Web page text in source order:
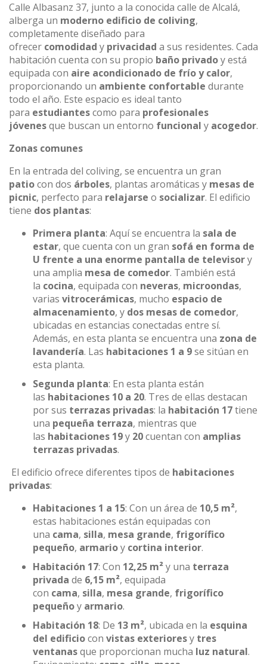
Calle Albasanz 37, junto a la conocida calle de Alcalá,
alberga un moderno edificio de coliving,
completamente diseñado para
ofrecer comodidad y privacidad a sus residentes. Cada
habitación cuenta con su propio baño privadoy está
equipada con aire acondicionado de frío y calor,
proporcionando un ambiente confortable durante
todo el año. Este espacio es ideal tanto
para estudiantescomo para profesionales
jóvenesque buscan un entorno funcional y acogedor.
Zonas comunes
En la entrada del coliving, se encuentra un gran
patiocon dos árboles, plantas aromáticas y mesas de
picnic, perfecto para relajarse o socializar. El edificio
tiene dos plantas:
Primera planta: Aquí se encuentra la sala de
estar, que cuenta con un gran sofá en forma de
U frente a una enorme pantalla de televisory
una amplia mesa de comedor. También está
la cocina, equipada con neveras, microondas,
varias vitrocerámicas, mucho espacio de
almacenamiento, y dos mesas de comedor,
ubicadas en estancias conectadas entre sí.
Además, en esta planta se encuentra una zona de
lavandería. Las habitaciones 1 a 9se sitúan en
esta planta.
Segunda planta: En esta planta están
las habitaciones 10 a 20. Tres de ellas destacan
por sus terrazas privadas: la habitación 17tiene
una pequeña terraza, mientras que
las habitaciones 19y 20cuentan con amplias
terrazas privadas.
El edificio ofrece diferentes tipos de habitaciones
privadas:
Habitaciones 1 a 15: Con un área de 10,5 m²,
estas habitaciones están equipadas con
una cama, silla, mesa grande, frigorífico
pequeño, armarioy cortina interior.
Habitación 17: Con 12,25 m²y una terraza
privada de 6,15 m², equipada
con cama, silla, mesa grande, frigorífico
pequeñoy armario.
Habitación 18: De 13 m², ubicada en la esquina
del edificiocon vistas exterioresy tres
ventanasque proporcionan mucha luz natural.